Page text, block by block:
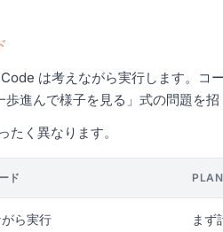
は考えながら実行します。コ
歩進んで様子を見る」式の問題を
たく異なります。
ド
ら実行 まず